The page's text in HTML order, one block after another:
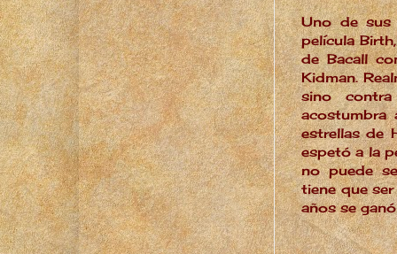
Uno de sus
película
de Bacall
Kidman.
sino
acostumbra
estrellas de
espetó a la
no puede
tiene que
años se